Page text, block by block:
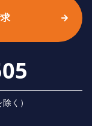
く）